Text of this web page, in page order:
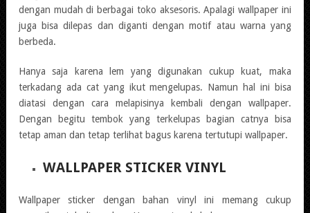
dengan mudah di berbagai toko aksesoris. Apalagi wallpaper ini
juga bisa dilepas dan diganti dengan motif atau warna yang
berbeda.
Hanya saja karena lem yang digunakan cukup kuat, maka
terkadang ada cat yang ikut mengelupas. Namun hal ini bisa
diatasi dengan cara melapisinya kembali dengan wallpaper.
Dengan begitu tembok yang terkelupas bagian catnya bisa
tetap aman dan tetap terlihat bagus karena tertutupi wallpaper.
WALLPAPER STICKER VINYL
Wallpaper sticker dengan bahan vinyl ini memang cukup